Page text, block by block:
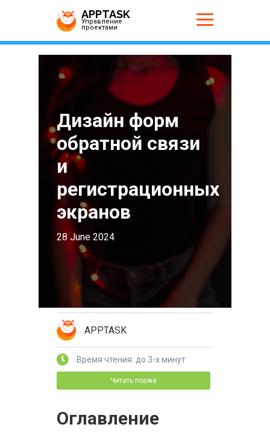
APPTASK
Управление
проектами
Дизайн форм
обратной связи
и
регистрационных
экранов
28 June 2024
APPTASK
Время чтения: до 3-х минут
Читать позже
Оглавление